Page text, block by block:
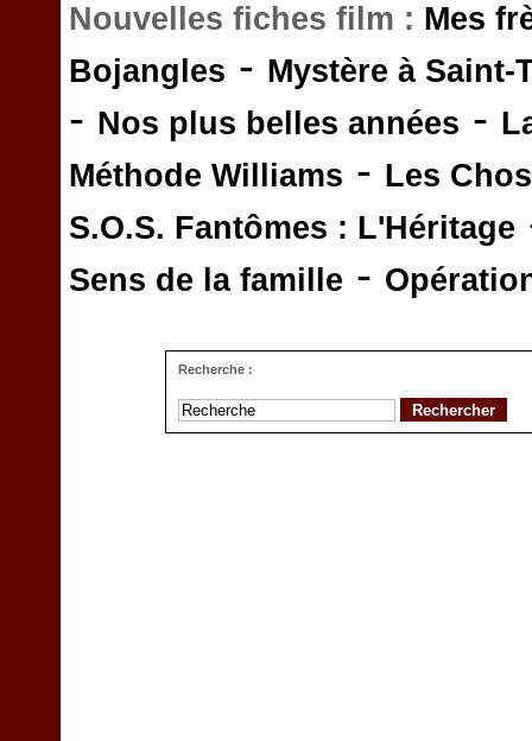
Nouvelles fiches film : Mes
Bojangles - Mystère à Saint-
- Nos plus belles années -
Méthode Williams - Les
S.O.S. Fantômes : L'Héritage
Sens de la famille -
Recherche :